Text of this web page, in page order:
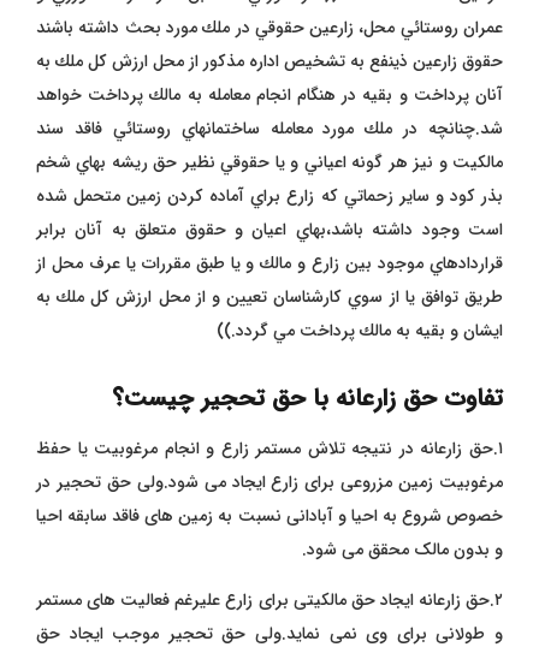
عمران روستائي محل، زارعين حقوقي در ملك مورد بحث داشته باشند
حقوق زارعين ذينفع به تشخيص اداره مذكور از محل ارزش كل ملك به
آنان پرداخت و بقيه در هنگام انجام معامله به مالك پرداخت خواهد
شد.چنانچه در ملك مورد معامله ساختمانهاي روستائي فاقد سند
مالكيت و نيز هر گونه اعياني و يا حقوقي نظير حق ريشه بهاي شخم
بذر كود و ساير زحماتي كه زارع براي آماده كردن زمين متحمل شده
است وجود داشته باشد،بهاي اعيان و حقوق متعلق به آنان برابر
قراردادهاي موجود بين زارع و مالك و يا طبق مقررات يا عرف محل از
طريق توافق يا از سوي كارشناسان تعيين و از محل ارزش كل ملك به
ايشان و بقيه به مالك پرداخت مي گردد.))
تفاوت حق زارعانه با حق تحجیر چیست؟
۱.حق زارعانه در نتیجه تلاش مستمر زارع و انجام مرغوبیت یا حفظ
مرغوبیت زمین مزروعی برای زارع ایجاد می شود.ولی حق تحجیر در
خصوص شروع به احیا و آبادانی نسبت به زمین های فاقد سابقه احیا
و بدون مالک محقق می شود.
۲.حق زارعانه ایجاد حق مالکیتی برای زارع علیرغم فعالیت های مستمر
و طولانی برای وی نمی نماید.ولی حق تحجیر موجب ایجاد حق